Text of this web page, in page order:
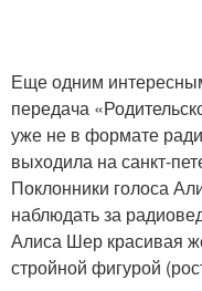
Еще одним
передача
уже не в формате
выходила на санкт-
Поклонники голоса
наблюдать за
Алиса Шер красивая
стройной фигурой